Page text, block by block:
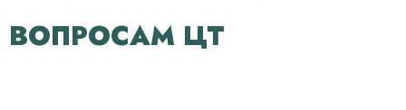
ВОПРОСАМ ЦТ